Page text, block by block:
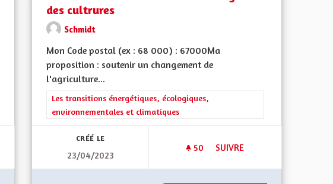
écologiques, environnementales et climatiques
DÉVELOPPEMENT À PROXIMITÉ DES GARES ET DES LIGNES DE BUS FRÉQUENTES
des cultrures
Schmidt
Mon Code postal (ex : 68 000) : 67000Ma
proposition : soutenir un changement de
l'agriculture...
Filtrer les résultats de la catégorie : Les transitions énergétiques,
Les transitions énergétiques, écologiques,
environnementales et climatiques
CRÉÉ LE
23/04/2023
50 50 ABONNÉS
SUIVRE